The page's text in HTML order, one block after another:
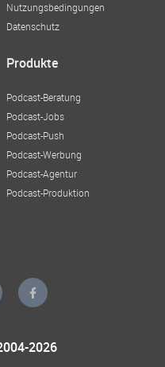
Nutzungsbedingungen
Datenschutz
Produkte
Podcast-Beratung
Podcast-Jobs
Podcast-Push
Podcast-Werbung
Podcast-Agentur
Podcast-Produktion
2026